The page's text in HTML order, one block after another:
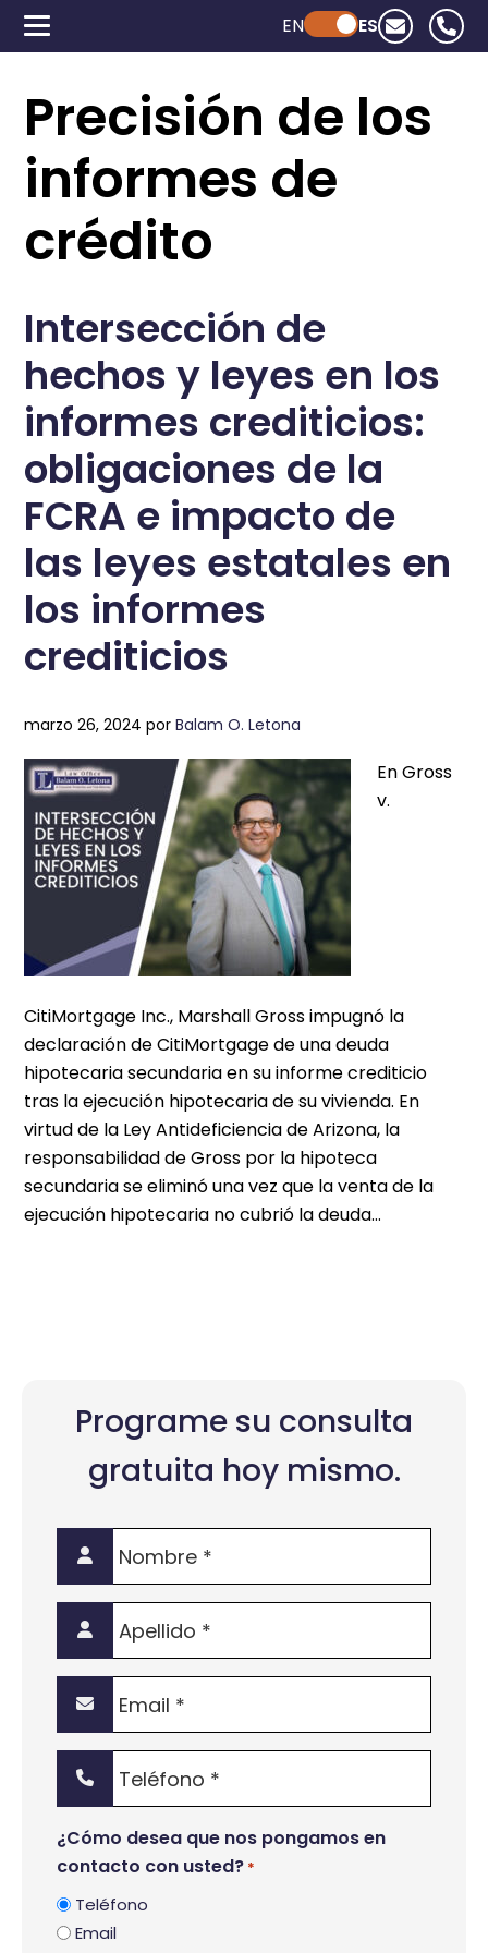
Powered by ChatGPT
EN ES
Precisión de los
informes de
crédito
Intersección de
hechos y leyes en los
informes crediticios:
obligaciones de la
FCRA e impacto de
las leyes estatales en
los informes
crediticios
marzo 26, 2024 porBalam O. Letona
En Gross
v.
CitiMortgage Inc., Marshall Gross impugnó la
declaración de CitiMortgage de una deuda
hipotecaria secundaria en su informe crediticio
tras la ejecución hipotecaria de su vivienda. En
virtud de la Ley Antideficiencia de Arizona, la
responsabilidad de Gross por la hipoteca
secundaria se eliminó una vez que la venta de la
ejecución hipotecaria no cubrió la deuda…
Programe su consulta
gratuita hoy mismo.
Nombre
Apellido
Teléfono
¿Cómo desea que nos pongamos en
contacto con usted? *
Teléfono
Email